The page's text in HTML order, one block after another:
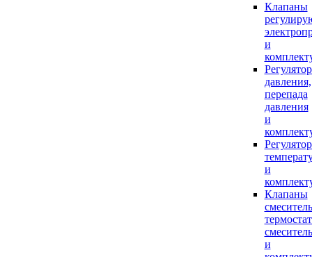
Клапаны
и
давления,
перепада
давления
и
и
Клапаны
и